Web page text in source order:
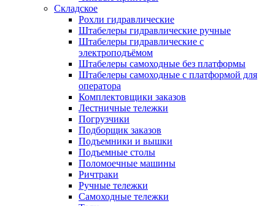
Складское
Рохли гидравлические
Штабелеры гидравлические ручные
Штабелеры гидравлические с
электроподъёмом
Штабелеры самоходные без платформы
Штабелеры самоходные с платформой для
оператора
Комплектовщики заказов
Лестничные тележки
Погрузчики
Подборщик заказов
Подъемники и вышки
Подъемные столы
Поломоечные машины
Ричтраки
Ручные тележки
Самоходные тележки